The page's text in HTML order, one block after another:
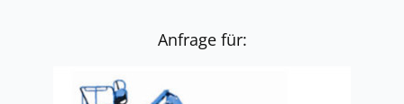
Anfrage für: